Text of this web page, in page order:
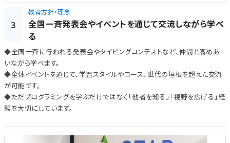
3
教育方針・理念
全国一斉発表会やイベントを通じて交流しながら学べ
る
◆全国一斉に行われる発表会やタイピングコンテストなど、仲間と高めあ
いながら学べます。
◆全体イベントを通じて、学習スタイルやコース、世代の垣根を超えた交流
が可能です。
◆ただプログラミングを学ぶだけではなく「他者を知る」「視野を広げる」経
験を大切にしています。